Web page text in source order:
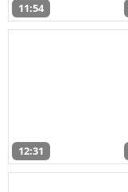
11:54
12:31